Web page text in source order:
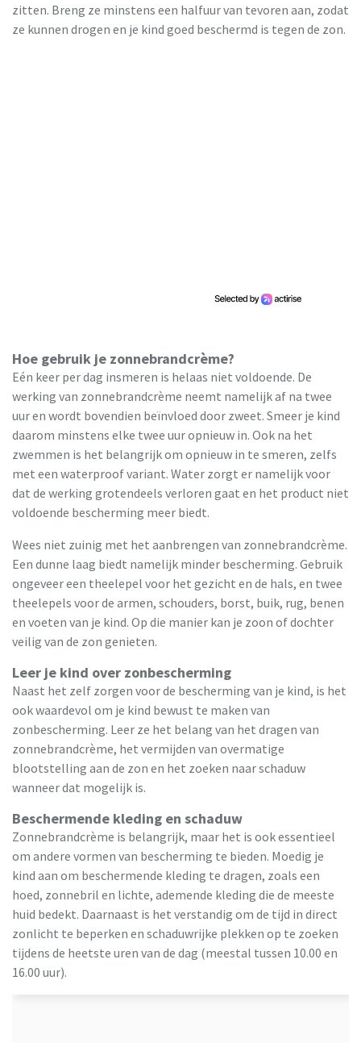
zitten. Breng ze minstens een halfuur van tevoren aan, zodat
ze kunnen drogen en je kind goed beschermd is tegen de zon.
Hoe gebruik je zonnebrandcrème?
Eén keer per dag insmeren is helaas niet voldoende. De
werking van zonnebrandcrème neemt namelijk af na twee
uur en wordt bovendien beïnvloed door zweet. Smeer je kind
daarom minstens elke twee uur opnieuw in. Ook na het
zwemmen is het belangrijk om opnieuw in te smeren, zelfs
met een waterproof variant. Water zorgt er namelijk voor
dat de werking grotendeels verloren gaat en het product niet
voldoende bescherming meer biedt.
Wees niet zuinig met het aanbrengen van zonnebrandcrème.
Een dunne laag biedt namelijk minder bescherming. Gebruik
ongeveer een theelepel voor het gezicht en de hals, en twee
theelepels voor de armen, schouders, borst, buik, rug, benen
en voeten van je kind. Op die manier kan je zoon of dochter
veilig van de zon genieten.
Leer je kind over zonbescherming
Naast het zelf zorgen voor de bescherming van je kind, is het
ook waardevol om je kind bewust te maken van
zonbescherming. Leer ze het belang van het dragen van
zonnebrandcrème, het vermijden van overmatige
blootstelling aan de zon en het zoeken naar schaduw
wanneer dat mogelijk is.
Beschermende kleding en schaduw
Zonnebrandcrème is belangrijk, maar het is ook essentieel
om andere vormen van bescherming te bieden. Moedig je
kind aan om beschermende kleding te dragen, zoals een
hoed, zonnebril en lichte, ademende kleding die de meeste
huid bedekt. Daarnaast is het verstandig om de tijd in direct
zonlicht te beperken en schaduwrijke plekken op te zoeken
tijdens de heetste uren van de dag (meestal tussen 10.00 en
16.00 uur).